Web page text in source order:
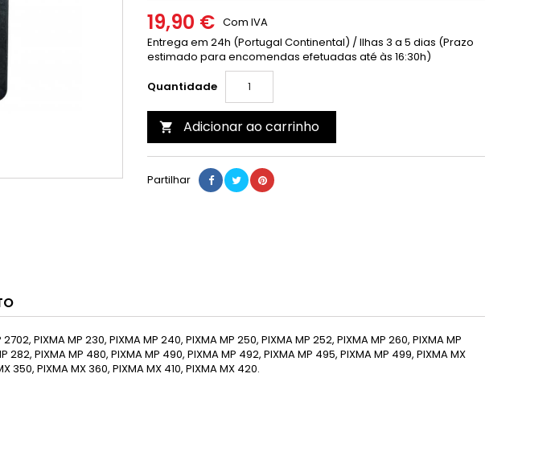
19,90 € Com IVA
Entrega em 24h (Portugal Continental) / Ilhas 3 a 5 dias (Prazo
estimado para encomendas efetuadas até às 16:30h)
Quantidade
 Adicionar ao carrinho
Partilhar
2702, PIXMA MP 230, PIXMA MP 240, PIXMA MP 250, PIXMA MP 252, PIXMA MP 260, PIXMA MP
282, PIXMA MP 480, PIXMA MP 490, PIXMA MP 492, PIXMA MP 495, PIXMA MP 499, PIXMA MX
350, PIXMA MX 360, PIXMA MX 410, PIXMA MX 420.